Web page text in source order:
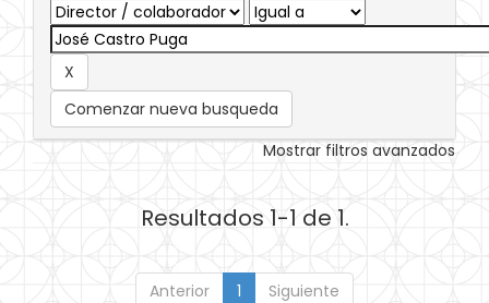
Comenzar nueva busqueda
Mostrar filtros avanzados
Resultados 1-1 de 1.
Anterior 1 Siguiente